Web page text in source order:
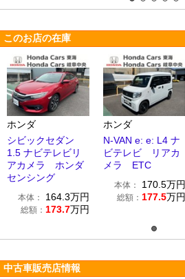
このお店の在庫
ホンダ
シビックセダン
1.5 ナビテレビリ
アカメラ ホンダ
センシング
本体： 164.3万円
総額： 173.7万円
ホンダ
N-VAN e: e: L4 ナ
ビテレビ リアカ
メラ ETC
本体： 170.5万円
総額： 177.5万円
中古車販売店情報